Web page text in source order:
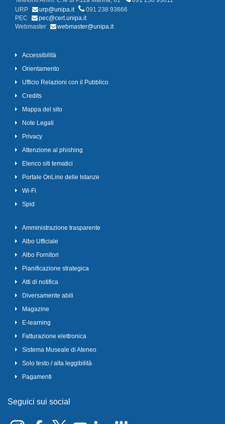
URP
urp@unipa.it
091 238 93666
PEC
pec@cert.unipa.it
Webmaster
webmaster@unipa.it
Accessibilità
Orientamento
Ufficio Relazioni con il Pubblico
Credits
Mappa del sito
Note Legali
Privacy
Attenzione al phishing
Elenco siti tematici
Portale OnLine delle Istanze
Wi-Fi
Spid
Amministrazione trasparente
Albo Ufficiale
Albo Fornitori
Pianificazione strategica
Atti di notifica
Diversamente abili
Magazine
E-learning
Fatturazione elettronica
Sistema Museale di Ateneo
Solo testo / alta leggibilità
Pagamenti
Seguici sui social